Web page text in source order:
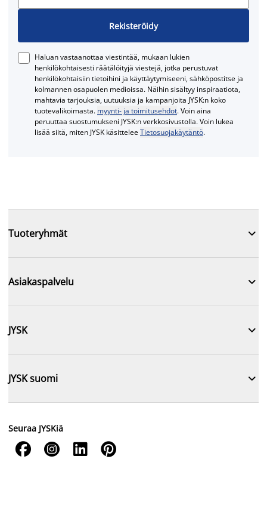
Rekisteröidy
Haluan vastaanottaa viestintää, mukaan lukien
henkilökohtaisesti räätälöityjä viestejä, jotka perustuvat
henkilökohtaisiin tietoihini ja käyttäytymiseeni, sähköpostitse ja
kolmannen osapuolen medioissa. Näihin sisältyy inspiraatiota,
mahtavia tarjouksia, uutuuksia ja kampanjoita JYSK:n koko
tuotevalikoimasta. myynti- ja toimitusehdot. Voin aina
peruuttaa suostumukseni JYSK:n verkkosivustolla. Voin lukea
lisää siitä, miten JYSK käsitteleeTietosuojakäytäntö.
Tuoteryhmät 
Asiakaspalvelu 
JYSK 
JYSK suomi 
Seuraa JYSKiä
   